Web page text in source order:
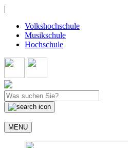
|
Volkshochschule
Musikschule
Hochschule
MENU